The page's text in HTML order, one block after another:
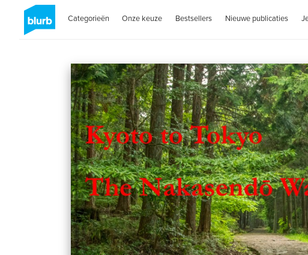
Categorieën Onze keuze Bestsellers Nieuwe publicaties